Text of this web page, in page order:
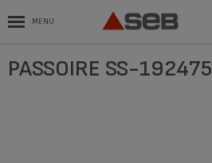
MENU
PASSOIRE SS-192475